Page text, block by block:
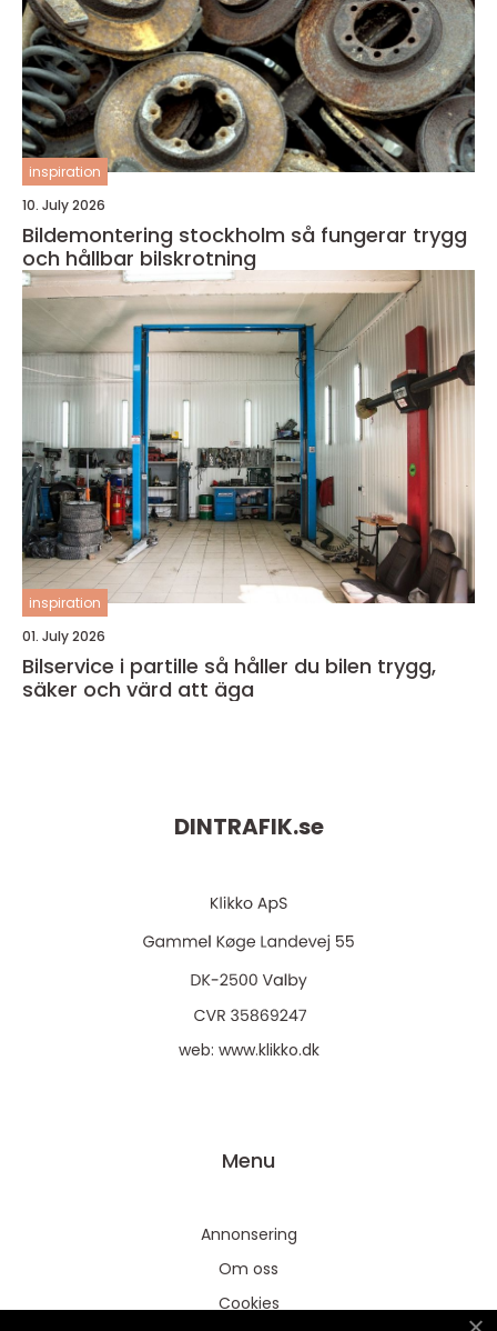
inspiration
10. July 2026
Bildemontering stockholm så fungerar trygg
och hållbar bilskrotning
inspiration
01. July 2026
Bilservice i partille så håller du bilen trygg,
säker och värd att äga
DINTRAFIK.se
web: www.klikko.dk
Menu
Annonsering
Om oss
Cookies